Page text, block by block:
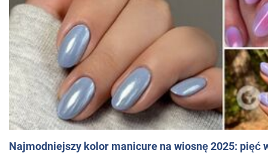
Najmodniejszy kolor manicure na wiosnę 2025: pięć